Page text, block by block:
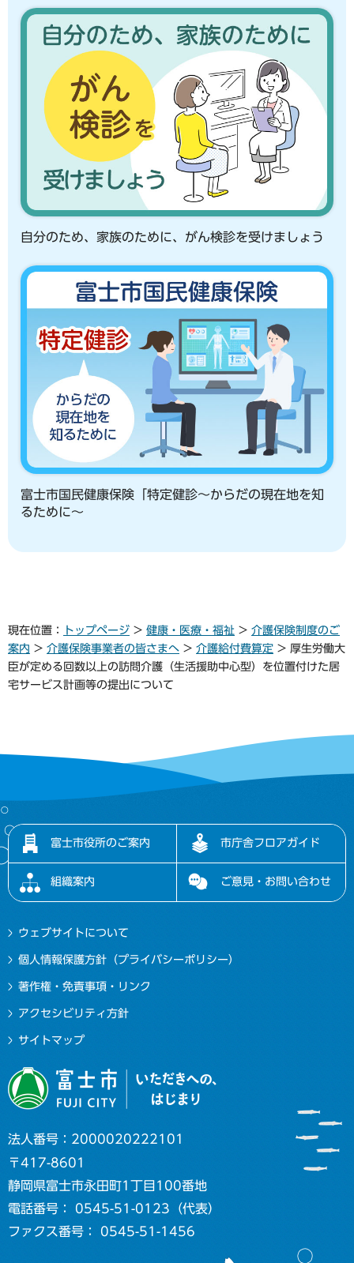
自分のため、家族のために、がん検診を受けましょう
富士市国民健康保険「特定健診～からだの現在地を知
るために～
現在位置： トップページ > 健康・医療・福祉 > 介護保険制度のご
案内 > 介護保険事業者の皆さまへ > 介護給付費算定 > 厚生労働大
臣が定める回数以上の訪問介護（生活援助中心型）を位置付けた居
宅サービス計画等の提出について
富士市役所のご案内 市庁舎フロアガイド
組織案内 ご意見・お問い合わせ
ウェブサイトについて
個人情報保護方針（プライバシーポリシー）
著作権・免責事項・リンク
アクセシビリティ方針
サイトマップ
法人番号：2000020222101
〒417-8601
静岡県富士市永田町1丁目100番地
電話番号： 0545-51-0123（代表）
ファクス番号： 0545-51-1456